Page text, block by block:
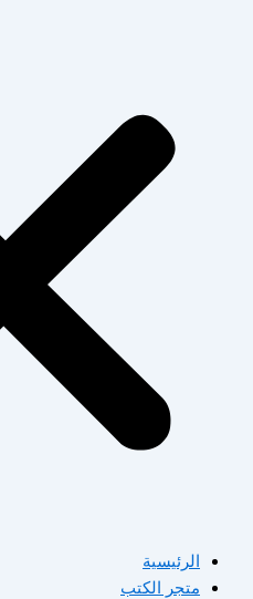
الرئيسية
متجر الكتب